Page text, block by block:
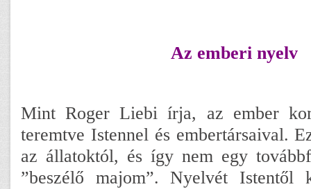
Az emberi nyelv
Mint Roger Liebi írja, az ember
teremtve Istennel és embertársaival.
az állatoktól, és így nem egy
”beszélő majom”. Nyelvét Istentől